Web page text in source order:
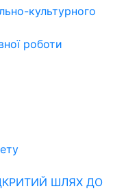
культурного
роботи
ШЛЯХ ДО